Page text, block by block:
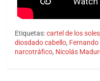
Etiquetas:cartel de los soles
diosdado cabello,
narcotráfico, Nicolás